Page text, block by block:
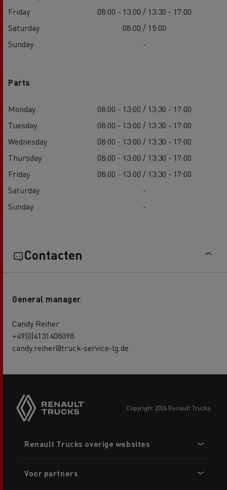
Friday
08:00 - 13:00 / 13:30 - 17:00
Saturday
08:00 / 15:00
Sunday
-
Parts
Monday
08:00 - 13:00 / 13:30 - 17:00
Tuesday
08:00 - 13:00 / 13:30 - 17:00
Wednesday
08:00 - 13:00 / 13:30 - 17:00
Thursday
08:00 - 13:00 / 13:30 - 17:00
Friday
08:00 - 13:00 / 13:30 - 17:00
Saturday
-
Sunday
-
Contacten
General manager
Candy Reiher
+49(0)4131408098
candy.reiher@truck-service-lg.de
copyright 2026 Renault Trucks
menu
Renault Trucks overige websites
Voor partners